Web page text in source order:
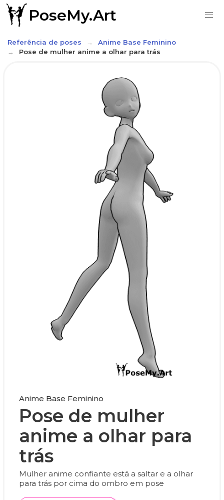
PoseMy.Art
Referência de poses
Anime Base Feminino
Pose de mulher anime a olhar para trás
Anime Base Feminino
Pose de mulher
anime a olhar para
trás
Mulher anime confiante está a saltar e a olhar
para trás por cima do ombro em pose